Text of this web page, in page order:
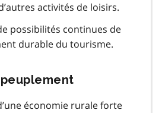
activités de loisirs.
possibilités continues de
durable du tourisme.
économie rurale forte